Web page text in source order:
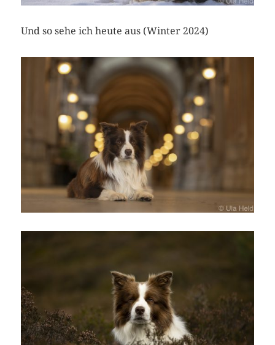
Und so sehe ich heute aus (Winter 2024)